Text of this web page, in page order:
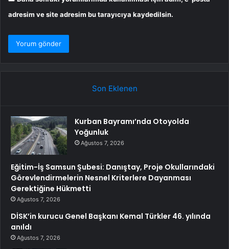
adresim ve site adresim bu tarayıcıya kaydedilsin.
Son Eklenen
Kurban Bayramı’nda Otoyolda
Yoğunluk
Ağustos 7, 2026
Eğitim-İş Samsun Şubesi: Danıştay, Proje Okullarındaki
Görevlendirmelerin Nesnel Kriterlere Dayanması
Gerektiğine Hükmetti
Ağustos 7, 2026
DİSK’in kurucu Genel Başkanı Kemal Türkler 46. yılında
anıldı
Ağustos 7, 2026